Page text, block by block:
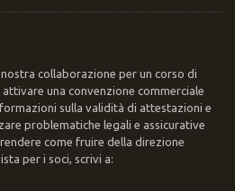
collaborazione per un corso di
una convenzione commerciale
sulla validità di attestazioni e
problematiche legali e assicurative
come fruire della direzione
per i soci, scrivi a: